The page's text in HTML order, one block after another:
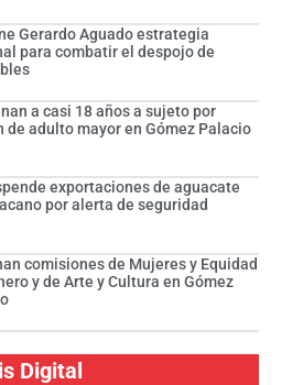
Gerardo Aguado estrategia
para combatir el despojo de
a casi 18 años a sujeto por
de adulto mayor en Gómez Palacio
exportaciones de aguacate
por alerta de seguridad
comisiones de Mujeres y Equidad
y de Arte y Cultura en Gómez
Digital